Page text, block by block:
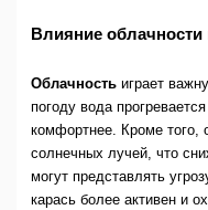
Влияние
Облачностьиграет
погоду вода
комфортнее. Кроме
солнечных лучей, что
могут представлять
карась более активен и